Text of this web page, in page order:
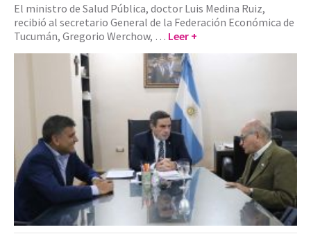
El ministro de Salud Pública, doctor Luis Medina Ruiz,
recibió al secretario General de la Federación Económica de
Tucumán, Gregorio Werchow, … Leer +